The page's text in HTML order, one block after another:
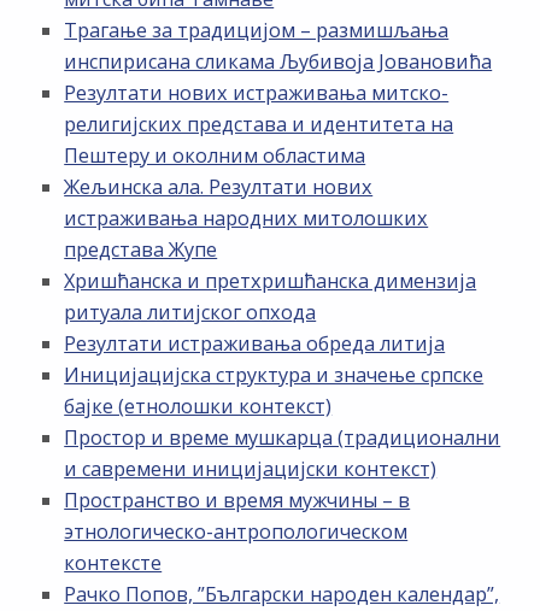
Трагање за традицијом – размишљања
инспирисана сликама Љубивоја Јовановића
Резултати нових истраживања митско-
религијских представа и идентитета на
Пештеру и околним областима
Жељинска ала. Резултати нових
истраживања народних митолошких
представа Жупе
Хришћанска и претхришћанска димензија
ритуала литијског опхода
Резултати истраживања обреда литија
Иницијацијска структура и значење српске
бајке (етнолошки контекст)
Простор и време мушкарца (традиционални
и савремени иницијацијски контекст)
Пространство и время мужчины – в
этнологическо-антропологическом
контексте
Рачко Попов, ”Български народен календар”,